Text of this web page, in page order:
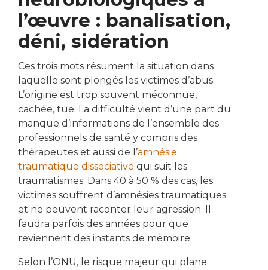
l’œuvre : banalisation,
déni, sidération
Ces trois mots résument la situation dans
laquelle sont plongés les victimes d’abus.
L’origine est trop souvent méconnue,
cachée, tue. La difficulté vient d’une part du
manque d’informations de l’ensemble des
professionnels de santé y compris des
thérapeutes et aussi de l’amnésie
traumatique dissociative qui suit les
traumatismes. Dans 40 à 50 % des cas, les
victimes souffrent d’amnésies traumatiques
et ne peuvent raconter leur agression. Il
faudra parfois des années pour que
reviennent des instants de mémoire.
Selon l’ONU, le risque majeur qui plane